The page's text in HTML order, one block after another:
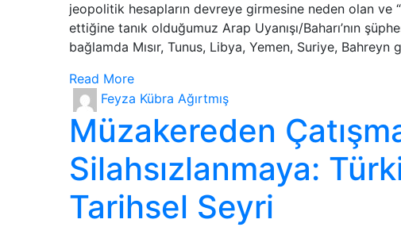
jeopolitik hesapların devreye girmesine neden olan
ettiğine tanık olduğumuz Arap Uyanışı/Baharı’nın
bağlamda Mısır, Tunus, Libya, Yemen, Suriye,
Read More
Feyza Kübra Ağırtmış
Müzakereden
Silahsızlanmaya:
Tarihsel Seyri